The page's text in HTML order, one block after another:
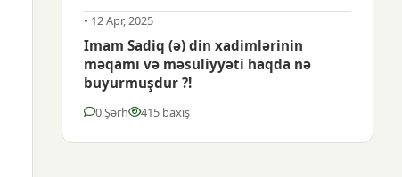
• 12 Apr, 2025
Imam Sadiq (ə) din xadimlərinin
məqamı və məsuliyyəti haqda nə
buyurmuşdur ?!
0 Şərh 415 baxış